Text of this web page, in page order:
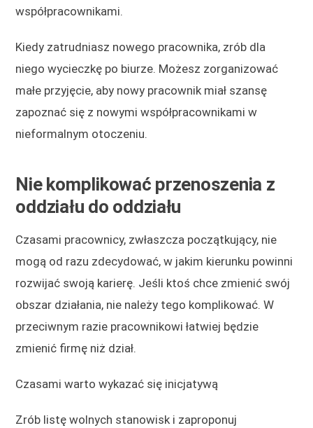
współpracownikami.
Kiedy zatrudniasz nowego pracownika, zrób dla
niego wycieczkę po biurze. Możesz zorganizować
małe przyjęcie, aby nowy pracownik miał szansę
zapoznać się z nowymi współpracownikami w
nieformalnym otoczeniu.
Nie komplikować przenoszenia z
oddziału do oddziału
Czasami pracownicy, zwłaszcza początkujący, nie
mogą od razu zdecydować, w jakim kierunku powinni
rozwijać swoją karierę. Jeśli ktoś chce zmienić swój
obszar działania, nie należy tego komplikować. W
przeciwnym razie pracownikowi łatwiej będzie
zmienić firmę niż dział.
Czasami warto wykazać się inicjatywą
Zrób listę wolnych stanowisk i zaproponuj